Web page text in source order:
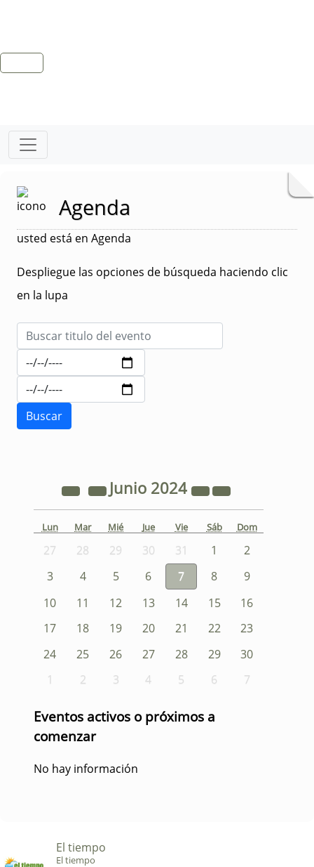
Agenda
usted está en Agenda
Despliegue las opciones de búsqueda haciendo clic
en la lupa
Junio 2024
Lun Mar Mié Jue Vie Sáb Dom
27 28 29 30 31 1
2
3
4 5 6 7 8
9
10
11 12 13 14 15
16
17
18 19 20 21 22
23
24
25 26 27 28 29
30
1
2 3 4 5 6 7
Eventos activos o próximos a
comenzar
No hay información
El tiempo
El tiempo